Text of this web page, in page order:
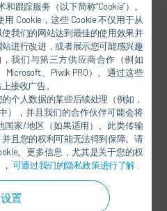
跟踪服务（以下简称“Cookie”）。
Cookie，这些 Cookie 不仅用于从
我们的网站达到最佳的使用效果并
进行改进，或者展示您可能感兴趣
我们与第三方供应商合作（例如
Microsoft、Piwik PRO）。通过这些
接收广告。
个人数据的某些后续处理（例如，
），并且我们的合作伙伴可能会将
国家/地区（如果适用）。此类传输
且您的权利可能无法得到保障。请
。更多信息，尤其是关于您的权
可通过我们的隐私政策进行了解 .
设置